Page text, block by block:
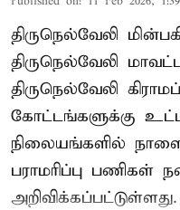
திருநெல்வேலி
திருநெல்வேலி
திருநெல்வேலி
கோட்டங்களுக்கு
நிலையங்களில் நாளை
பராமரிப்பு
அறிவிக்கப்பட்டுள்ளது.